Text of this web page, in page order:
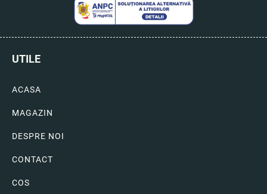
UTILE
ACASA
MAGAZIN
DESPRE NOI
CONTACT
COS